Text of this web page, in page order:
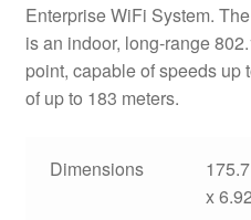
Enterprise WiFi System.
is an indoor, long-range
point, capable of speeds up
of up to 183 meters.
Dimensions
x